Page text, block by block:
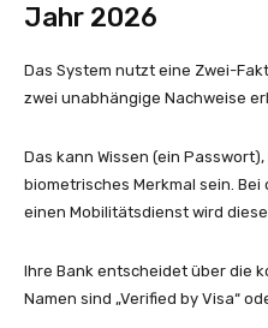
Jahr 2026
Das System nutzt eine Zwei-
zwei unabhängige Nachweise
Das kann Wissen (ein
biometrisches Merkmal sein. Bei
einen Mobilitätsdienst wird
Ihre Bank entscheidet über die
Namen sind „Verified by Visa“